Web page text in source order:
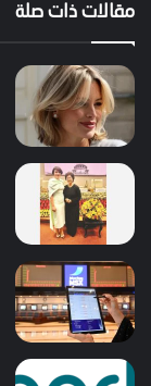
مقالات ذات صلة